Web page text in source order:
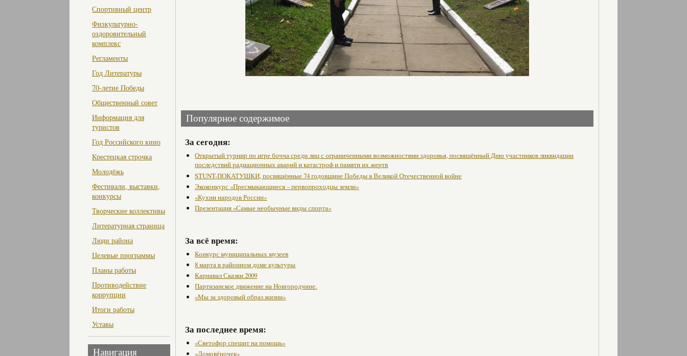
Спортивный центр
Физкультурно-
оздоровительный
комплекс
Регламенты
Год Литературы
70-летие Победы
Общественный совет
Информация для
туристов
Год Российского кино
Крестецкая строчка
Молодёжь
Фестивали, выставки,
конкурсы
Творческие коллективы
Литературная страница
Люди района
Целевые программы
Планы работы
Противодействие
коррупции
Итоги работы
Уставы
Навигация
Популярное содержимое
За сегодня:
Открытый турнир по игре бочча среди лиц с ограниченными возможностями здоровья, посвящённый Дню участников ликвидации
последствий радиационных аварий и катастроф и памяти их жертв
STUNT-ПОКАТУШКИ, посвящённые 74 годовщине Победы в Великой Отечественной войне
Экоконкурс «Пресмыкающиеся – первопроходцы земли»
«Кухни народов России»
Презентация «Самые необычные виды спорта»
За всё время:
Конкурс муниципальных музеев
8 марта в районном доме культуры
Карнавал Сказки 2009
Партизанское движение на Новгородчине.
«Мы за здоровый образ жизни»
За последнее время:
«Светофор спешит на помощь»
«Домовёночек»